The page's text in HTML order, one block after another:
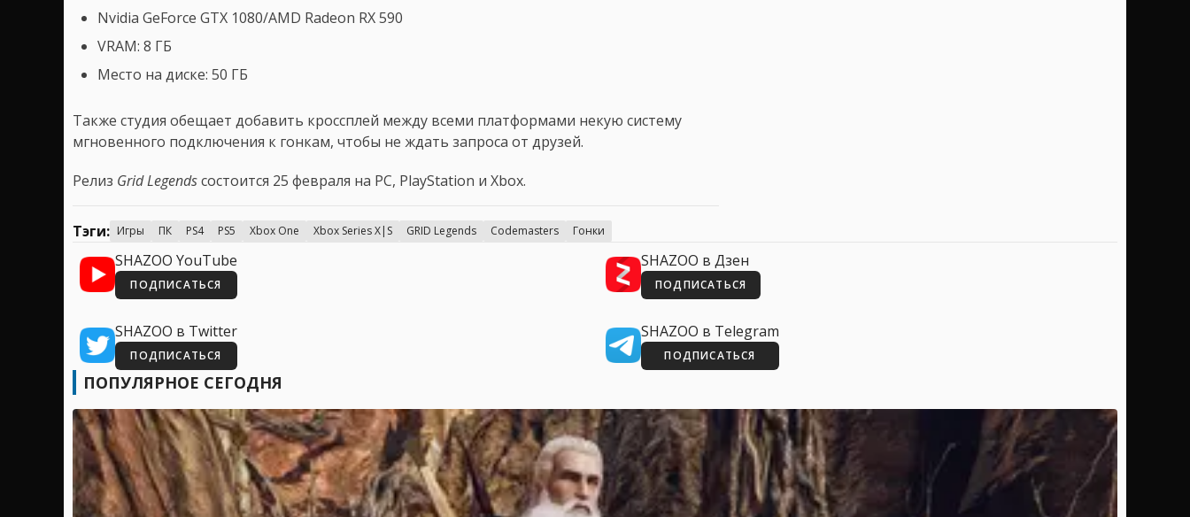
Nvidia GeForce GTX 1080/AMD Radeon RX 590
VRAM: 8 ГБ
Место на диске: 50 ГБ
Также студия обещает добавить кроссплей между всеми платформами некую систему
мгновенного подключения к гонкам, чтобы не ждать запроса от друзей.
Релиз Grid Legendsсостоится 25 февраля на PC, PlayStation и Xbox.
Тэги: Игры ПК PS4 PS5 Xbox One Xbox Series X|S GRID Legends Codemasters Гонки
SHAZOO YouTube
ПОДПИСАТЬСЯ
SHAZOO в Дзен
ПОДПИСАТЬСЯ
SHAZOO в Twitter
ПОДПИСАТЬСЯ
SHAZOO в Telegram
ПОДПИСАТЬСЯ
ПОПУЛЯРНОЕ СЕГОДНЯ